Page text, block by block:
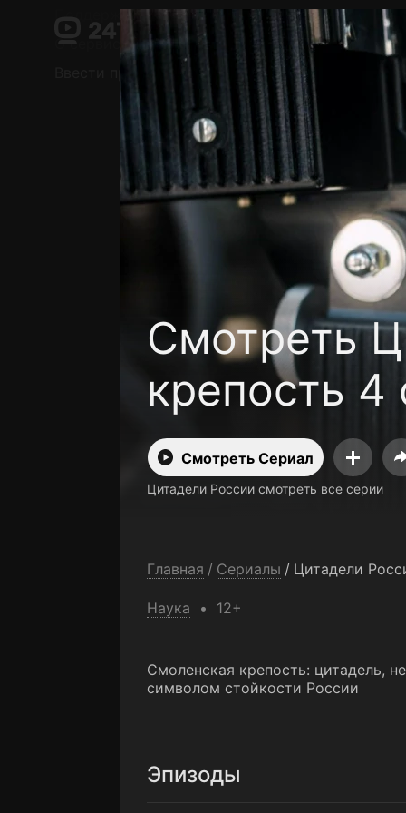
Смотреть
крепость 4
Смотреть Сериал
Цитадели России смотреть все серии
Главная / Сериалы / Цитадели
Наука 12+
Смоленская крепость: цитадель,
символом стойкости России
Эпизоды
Поддержка: support@24h.tv
Пользовательское соглашение
Установить на ТВ